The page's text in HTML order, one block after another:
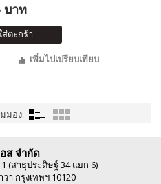
บาท
ตะกร้า
เพิ่มไปเปรียบเทียบ
มอง:
ส จำกัด
(สาธุประดิษฐ์ 34 แยก 6)
า กรุงเทพฯ 10120